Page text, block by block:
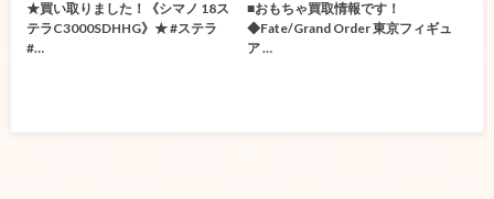
★買い取りました！《シマノ 18ス
テラC3000SDHHG》★ #ステラ
#…
■おもちゃ買取情報です！
◆Fate/Grand Order 東京フィギュ
ア …